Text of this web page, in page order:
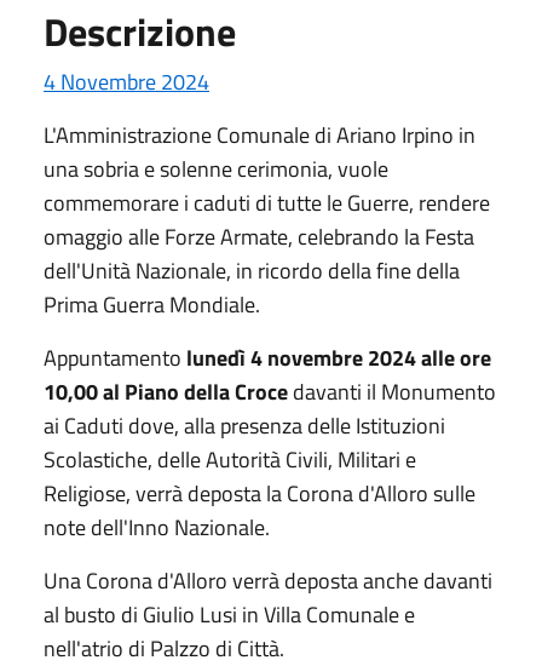
Descrizione
4 Novembre 2024
L'Amministrazione Comunale di Ariano Irpino in
una sobria e solenne cerimonia, vuole
commemorare i caduti di tutte le Guerre, rendere
omaggio alle Forze Armate, celebrando la Festa
dell'Unità Nazionale, in ricordo della fine della
Prima Guerra Mondiale.
Appuntamento lunedì 4 novembre 2024 alle ore
10,00 al Piano della Crocedavanti il Monumento
ai Caduti dove, alla presenza delle Istituzioni
Scolastiche, delle Autorità Civili, Militari e
Religiose, verrà deposta la Corona d'Alloro sulle
note dell'Inno Nazionale.
Una Corona d'Alloro verrà deposta anche davanti
al busto di Giulio Lusi in Villa Comunale e
nell'atrio di Palzzo di Città.